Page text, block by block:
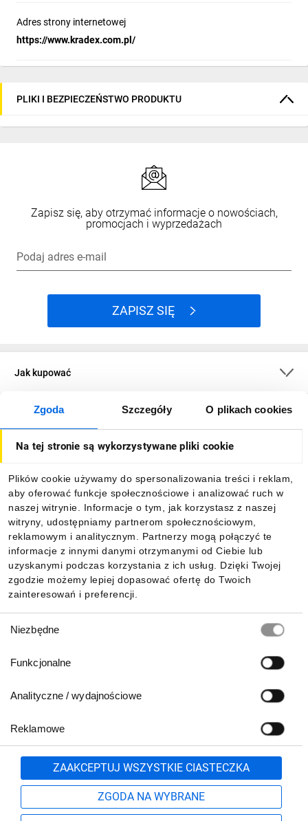
Zgoda Szczegóły O plikach cookies
Na tej stronie są wykorzystywane pliki cookie
Plików cookie używamy do spersonalizowania treści i reklam,
aby oferować funkcje społecznościowe i analizować ruch w
naszej witrynie. Informacje o tym, jak korzystasz z naszej
witryny, udostępniamy partnerom społecznościowym,
reklamowym i analitycznym. Partnerzy mogą połączyć te
informacje z innymi danymi otrzymanymi od Ciebie lub
uzyskanymi podczas korzystania z ich usług. Dzięki Twojej
zgodzie możemy lepiej dopasować ofertę do Twoich
zainteresowań i preferencji.
zgody
Niezbędne
Funkcjonalne
Analityczne / wydajnościowe
Reklamowe
ZAAKCEPTUJ WSZYSTKIE CIASTECZKA
ZGODA NA WYBRANE
Adres strony internetowej
https://www.kradex.com.pl/
PLIKI I BEZPIECZEŃSTWO PRODUKTU
Zapisz się, aby otrzymać informacje o nowościach,
promocjach i wyprzedażach
Podaj adres e-mail
ZAPISZ SIĘ
Jak kupować
O firmie
Informacje
Pobierz naszą aplikację mobilną:
801 500 700 lub
71 37 61 600
Formularz kontaktowy